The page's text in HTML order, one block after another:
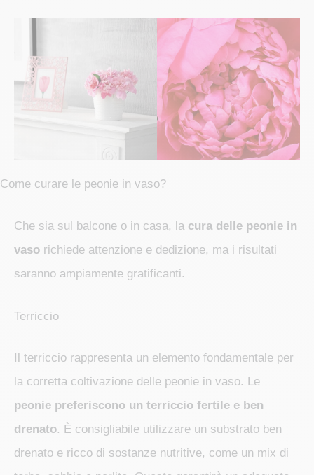
Come curare le peonie in vaso?
Che sia sul balcone o in casa, la cura delle peonie in
vaso richiede attenzione e dedizione, ma i risultati
saranno ampiamente gratificanti.
Terriccio
Il terriccio rappresenta un elemento fondamentale per
la corretta coltivazione delle peonie in vaso. Le
peonie preferiscono un terriccio fertile e ben
drenato. È consigliabile utilizzare un substrato ben
drenato e ricco di sostanze nutritive, come un mix di